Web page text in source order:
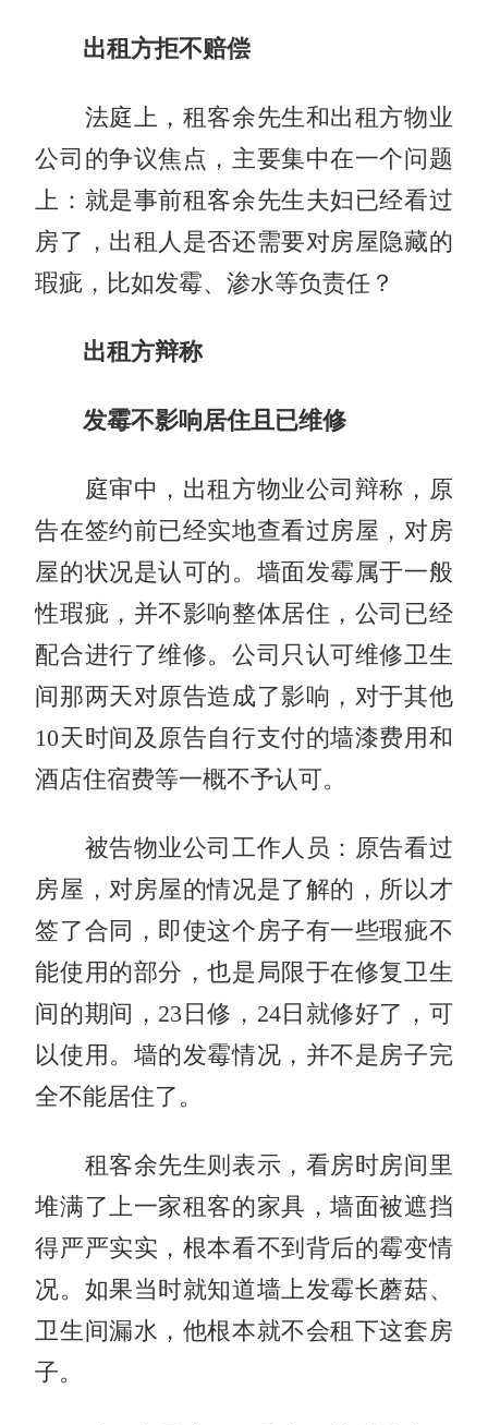
出租方拒不赔偿
法庭上，租客余先生和出租方物业
公司的争议焦点，主要集中在一个问题
上：就是事前租客余先生夫妇已经看过
房了，出租人是否还需要对房屋隐藏的
瑕疵，比如发霉、渗水等负责任？
出租方辩称
发霉不影响居住且已维修
庭审中，出租方物业公司辩称，原
告在签约前已经实地查看过房屋，对房
屋的状况是认可的。墙面发霉属于一般
性瑕疵，并不影响整体居住，公司已经
配合进行了维修。公司只认可维修卫生
间那两天对原告造成了影响，对于其他
10天时间及原告自行支付的墙漆费用和
酒店住宿费等一概不予认可。
被告物业公司工作人员：原告看过
房屋，对房屋的情况是了解的，所以才
签了合同，即使这个房子有一些瑕疵不
能使用的部分，也是局限于在修复卫生
间的期间，23日修，24日就修好了，可
以使用。墙的发霉情况，并不是房子完
全不能居住了。
租客余先生则表示，看房时房间里
堆满了上一家租客的家具，墙面被遮挡
得严严实实，根本看不到背后的霉变情
况。如果当时就知道墙上发霉长蘑菇、
卫生间漏水，他根本就不会租下这套房
子。